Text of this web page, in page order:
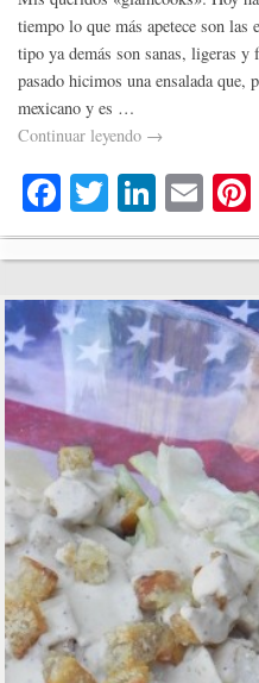
tiempo lo que más apetece son
tipo ya demás son sanas, ligeras
pasado hicimos una ensalada que,
mexicano y es …
Continuar leyendo →
Fa
ce
bo
ok
T
wi
tte
r
Li
nk
ed
In
E
m
ail